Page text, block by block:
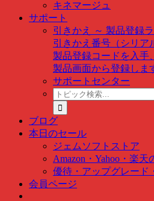
キネマージュ
サポート
引きかえ ～ 製品登録
引きかえ番号（シリア
製品登録コードを入手、
製品画面から登録しま
サポートセンター
ト
ピ
ッ
ク
検
索
…
ブログ
本日のセール
ジェムソフトストア
Amazon・Yahoo・楽天
優待・アップグレード
会員ページ